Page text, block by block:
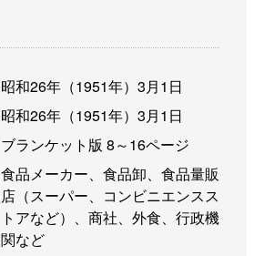
昭和26年（1951年）3月1日
昭和26年（1951年）3月1日
ブランケット版 8～16ページ
食品メーカー、食品卸、食品量販
店（スーパー、コンビニエンスス
トアなど）、商社、外食、行政機
関など